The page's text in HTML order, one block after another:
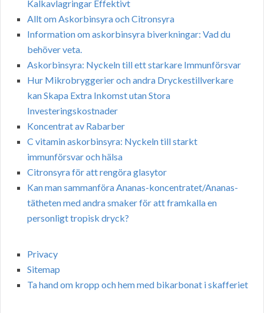
Kalkavlagringar Effektivt
Allt om Askorbinsyra och Citronsyra
Information om askorbinsyra biverkningar: Vad du
behöver veta.
Askorbinsyra: Nyckeln till ett starkare Immunförsvar
Hur Mikrobryggerier och andra Dryckestillverkare
kan Skapa Extra Inkomst utan Stora
Investeringskostnader
Koncentrat av Rabarber
C vitamin askorbinsyra: Nyckeln till starkt
immunförsvar och hälsa
Citronsyra för att rengöra glasytor
Kan man sammanföra Ananas-koncentratet/Ananas-
tätheten med andra smaker för att framkalla en
personligt tropisk dryck?
Privacy
Sitemap
Ta hand om kropp och hem med bikarbonat i skafferiet